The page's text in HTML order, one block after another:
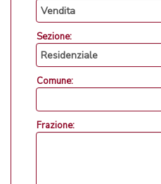
Sezione:
Comune:
Frazione: